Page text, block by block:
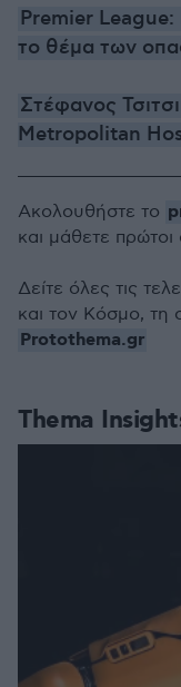
Premier League:
το θέμα των
Στέφανος
Metropolitan
Thema
Ακολουθήστε το
και μάθετε πρώτοι
Δείτε όλες τις
και τον Κόσμο, τη
Protothema.gr